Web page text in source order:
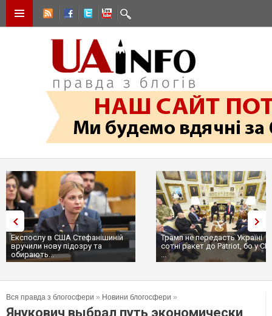
Експослу в США Стефанішиній
вручили нову підозру та
обирають...
Трамп не передасть Україні
сотні ракет до Patriot, бо у
...
Вся правда з блогосфери » Новини блогосфери »
Янукович выбрал путь экономически